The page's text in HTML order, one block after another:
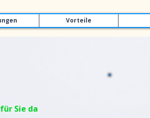
Vorteile
Sie da